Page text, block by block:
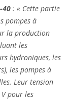
40 : « Cette partie
pompes à
la production
les
hydroniques, les
les pompes à
Leur tension
pour les